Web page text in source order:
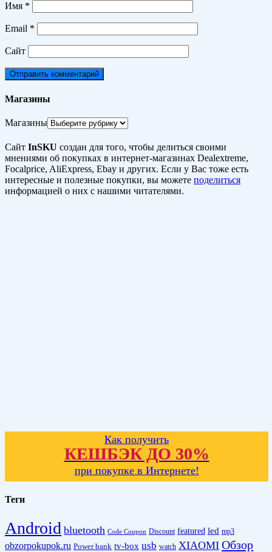
Имя *
Email *
Сайт
Магазины
Магазины
Сайт InSKU создан для того, чтобы делиться своими
мнениями об покупках в интернет-магазинах Dealextreme,
Focalprice, AliExpress, Ebay и других. Если у Вас тоже есть
интересные и полезные покупки, вы можете поделиться
информацией о них с нашими читателями.
Как получить
КЕШБЭК ДО 30%
при покупке в Интернете!
Теги
Android bluetooth Code Coupon Discount featured led mp3
obzorpokupok.ru Power bank tv-box usb watch XIAOMI Обзор